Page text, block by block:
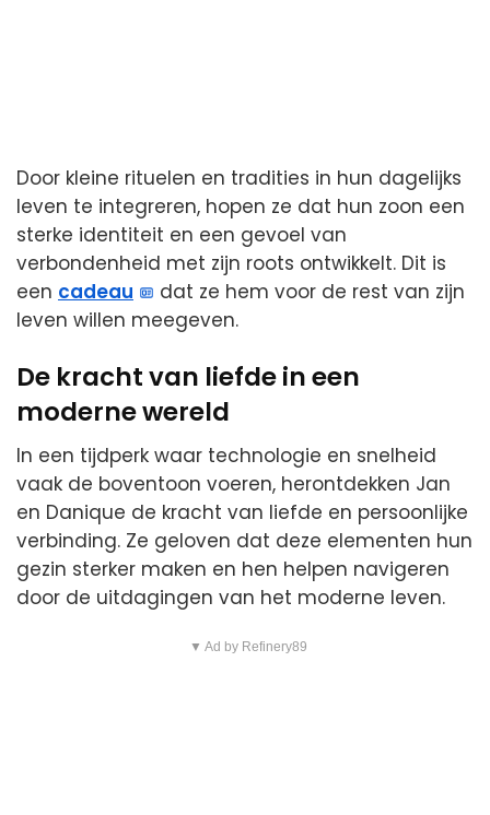
Door kleine rituelen en tradities in hun dagelijks
leven te integreren, hopen ze dat hun zoon een
sterke identiteit en een gevoel van
verbondenheid met zijn roots ontwikkelt. Dit is
een cadeau
dat ze hem voor de rest van zijn
leven willen meegeven.
De kracht van liefde in een
moderne wereld
In een tijdperk waar technologie en snelheid
vaak de boventoon voeren, herontdekken Jan
en Danique de kracht van liefde en persoonlijke
verbinding. Ze geloven dat deze elementen hun
gezin sterker maken en hen helpen navigeren
door de uitdagingen van het moderne leven.
▼ Ad by Refinery89